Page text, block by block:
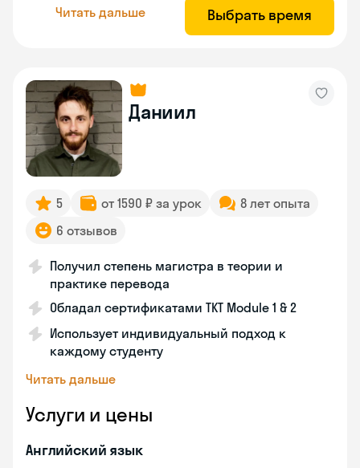
Читать дальше Выбрать время
Даниил
5 от 1590 ₽ за урок
8 лет опыта
6 отзывов
Получил степень магистра в теории и
практике перевода
Обладал сертификатами TKT Module 1 & 2
Использует индивидуальный подход к
каждому студенту
Читать дальше
Услуги и цены
Английский язык